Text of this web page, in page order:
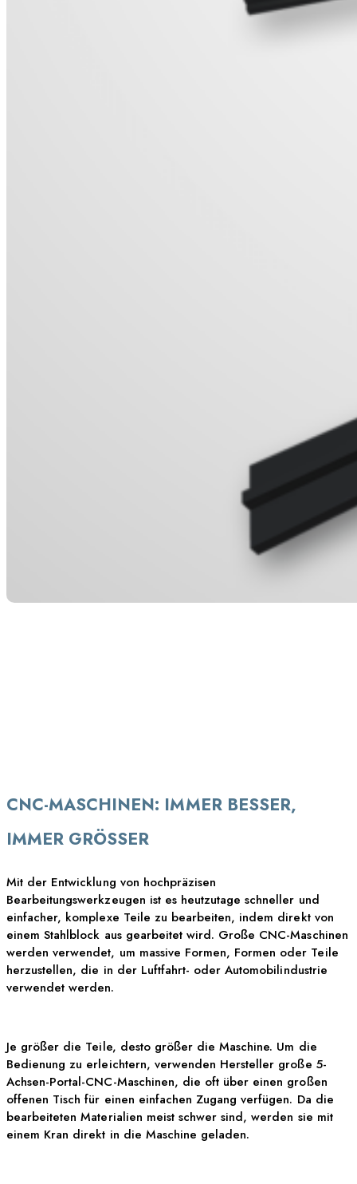
CNC-MASCHINEN: IMMER BESSER,
IMMER GRÖSSER
Mit der Entwicklung von hochpräzisen
Bearbeitungswerkzeugen ist es heutzutage schneller und
einfacher, komplexe Teile zu bearbeiten, indem direkt von
einem Stahlblock aus gearbeitet wird. Große CNC-Maschinen
werden verwendet, um massive Formen, Formen oder Teile
herzustellen, die in der Luftfahrt- oder Automobilindustrie
verwendet werden.
Je größer die Teile, desto größer die Maschine. Um die
Bedienung zu erleichtern, verwenden Hersteller große 5-
Achsen-Portal-CNC-Maschinen, die oft über einen großen
offenen Tisch für einen einfachen Zugang verfügen. Da die
bearbeiteten Materialien meist schwer sind, werden sie mit
einem Kran direkt in die Maschine geladen.